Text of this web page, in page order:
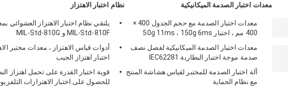
نظام اختبار الاهتزاز
يلتقي نظام اختبار الاهتزاز العشوائي
MIL-Std-810F و MIL-Std-810G
أدوات قياس الاهتزاز ، معدات مختبر
اختبار اهتزاز الجيب
قوية اختبار القدرة على تحمل اهتزاز
للحصول على اختبار الاهتزازات
معدات اختبار الصدمة الميكانيكية
معدات اختبار الصدمة مع حجم الجدول 400 ×
400 مم ، اختبار 50g 11ms ، 150g 6ms
معدات اختبار الصدمة الميكانيكية لفصل نصف
صدمة موجة اختبار البطارية IEC62281
آلة اختبار الصدمة للمختبر لقياس هشاشة المنتج
مع نظام الحماية